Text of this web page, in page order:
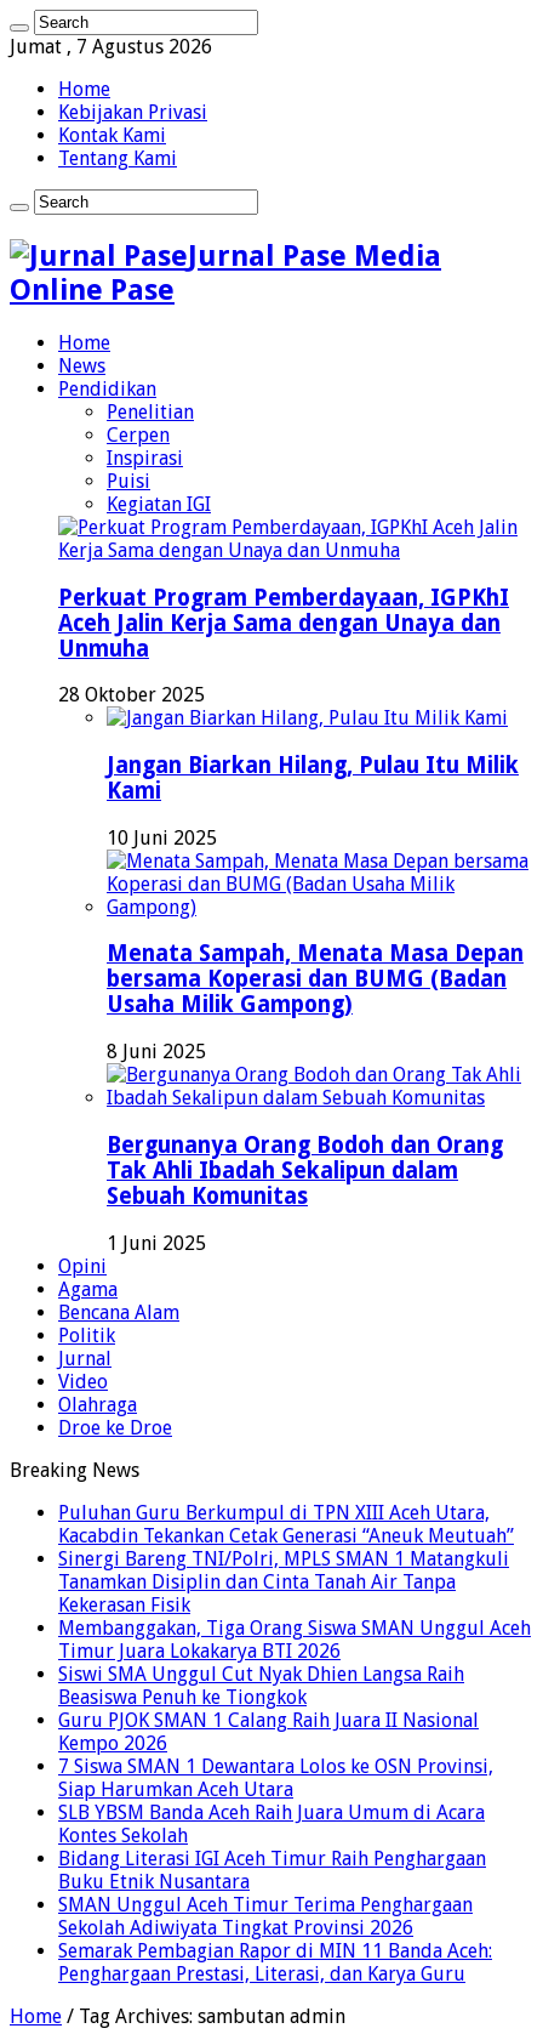
Jumat , 7 Agustus 2026
Home
Kebijakan Privasi
Kontak Kami
Tentang Kami
Jurnal Pase Media
Online Pase
Home
News
Pendidikan
Penelitian
Cerpen
Inspirasi
Puisi
Kegiatan IGI
Perkuat Program Pemberdayaan, IGPKhI
Aceh Jalin Kerja Sama dengan Unaya dan
Unmuha
28 Oktober 2025
Jangan Biarkan Hilang, Pulau Itu Milik
Kami
10 Juni 2025
Menata Sampah, Menata Masa Depan
bersama Koperasi dan BUMG (Badan
Usaha Milik Gampong)
8 Juni 2025
Bergunanya Orang Bodoh dan Orang
Tak Ahli Ibadah Sekalipun dalam
Sebuah Komunitas
1 Juni 2025
Opini
Agama
Bencana Alam
Politik
Jurnal
Video
Olahraga
Droe ke Droe
Breaking News
Puluhan Guru Berkumpul di TPN XIII Aceh Utara,
Kacabdin Tekankan Cetak Generasi “Aneuk Meutuah”
Sinergi Bareng TNI/Polri, MPLS SMAN 1 Matangkuli
Tanamkan Disiplin dan Cinta Tanah Air Tanpa
Kekerasan Fisik
Membanggakan, Tiga Orang Siswa SMAN Unggul Aceh
Timur Juara Lokakarya BTI 2026
Siswi SMA Unggul Cut Nyak Dhien Langsa Raih
Beasiswa Penuh ke Tiongkok
Guru PJOK SMAN 1 Calang Raih Juara II Nasional
Kempo 2026
7 Siswa SMAN 1 Dewantara Lolos ke OSN Provinsi,
Siap Harumkan Aceh Utara
SLB YBSM Banda Aceh Raih Juara Umum di Acara
Kontes Sekolah
Bidang Literasi IGI Aceh Timur Raih Penghargaan
Buku Etnik Nusantara
SMAN Unggul Aceh Timur Terima Penghargaan
Sekolah Adiwiyata Tingkat Provinsi 2026
Semarak Pembagian Rapor di MIN 11 Banda Aceh:
Penghargaan Prestasi, Literasi, dan Karya Guru
Home / Tag Archives: sambutan admin